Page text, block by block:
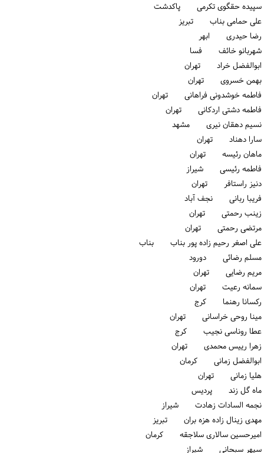
سپیده حقگوی تکرمی پاكدشت
علی حمامی بناب تبریز
رضا حیدری ابهر
شهربانو خائف فسا
ابوالفضل خراد تهران
بهمن خسروی تهران
فاطمه خوشدونی فراهانی تهران
فاطمه دشتی اردکانی تهران
نسیم دهقان نیری مشهد
سارا دهناد تهران
ماهان رئیسه تهران
فاطمه رئیسی شیراز
دنیز راستافر تهران
فریبا ربانی نجف آباد
زینب رحمتی تهران
مرتضی رحمتی تهران
علی اصغر رحیم زاده پور بناب بناب
مسلم رضائی دورود
مریم رضایی تهران
سمانه رعیت تهران
رکسانا رهنما كرج
مینا روحی خراسانی تهران
عطا روناسی نجیب كرج
زهرا رییس محمدی تهران
ابوالفضل زمانی كرمان
هلیا زمانی تهران
ماه گل زند پردیس
نجمه السادات زهادت شیراز
مهدی زینال زاده هزه بران تبریز
امیرحسین سالاری سلاجقه كرمان
سپهر سبحانی شیراز